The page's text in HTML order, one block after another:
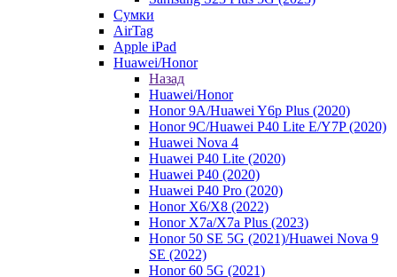
Сумки
AirTag
Apple iPad
Huawei/Honor
Назад
Huawei/Honor
Honor 9A/Huawei Y6p Plus (2020)
Honor 9C/Huawei P40 Lite E/Y7P (2020)
Huawei Nova 4
Huawei P40 Lite (2020)
Huawei P40 (2020)
Huawei P40 Pro (2020)
Honor X6/Х8 (2022)
Honor X7a/X7a Plus (2023)
Honor 50 SE 5G (2021)/Huawei Nova 9
SE (2022)
Honor 60 5G (2021)